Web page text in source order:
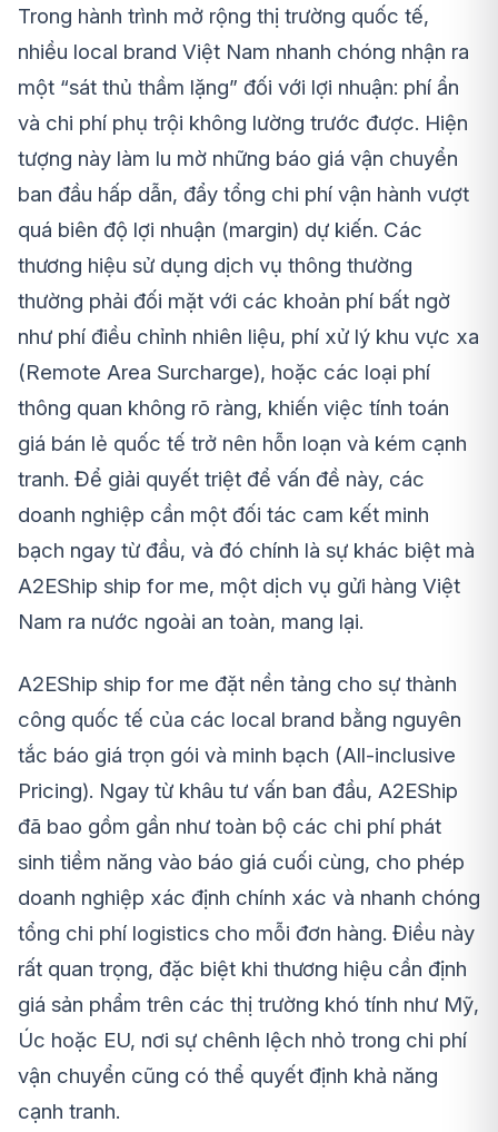
Trong hành trình mở rộng thị trường quốc tế,
nhiều local brand Việt Nam nhanh chóng nhận ra
một “sát thủ thầm lặng” đối với lợi nhuận: phí ẩn
và chi phí phụ trội không lường trước được. Hiện
tượng này làm lu mờ những báo giá vận chuyển
ban đầu hấp dẫn, đẩy tổng chi phí vận hành vượt
quá biên độ lợi nhuận (margin) dự kiến. Các
thương hiệu sử dụng dịch vụ thông thường
thường phải đối mặt với các khoản phí bất ngờ
như phí điều chỉnh nhiên liệu, phí xử lý khu vực xa
(Remote Area Surcharge), hoặc các loại phí
thông quan không rõ ràng, khiến việc tính toán
giá bán lẻ quốc tế trở nên hỗn loạn và kém cạnh
tranh. Để giải quyết triệt để vấn đề này, các
doanh nghiệp cần một đối tác cam kết minh
bạch ngay từ đầu, và đó chính là sự khác biệt mà
A2EShip ship for me, một dịch vụ gửi hàng Việt
Nam ra nước ngoài an toàn, mang lại.
A2EShip ship for me đặt nền tảng cho sự thành
công quốc tế của các local brand bằng nguyên
tắc báo giá trọn gói và minh bạch (All-inclusive
Pricing). Ngay từ khâu tư vấn ban đầu, A2EShip
đã bao gồm gần như toàn bộ các chi phí phát
sinh tiềm năng vào báo giá cuối cùng, cho phép
doanh nghiệp xác định chính xác và nhanh chóng
tổng chi phí logistics cho mỗi đơn hàng. Điều này
rất quan trọng, đặc biệt khi thương hiệu cần định
giá sản phẩm trên các thị trường khó tính như Mỹ,
Úc hoặc EU, nơi sự chênh lệch nhỏ trong chi phí
vận chuyển cũng có thể quyết định khả năng
cạnh tranh.